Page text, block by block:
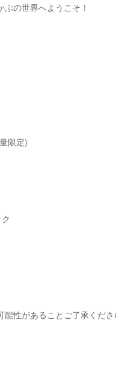
の世界へようこそ！
限定)
能性があることご了承くださ